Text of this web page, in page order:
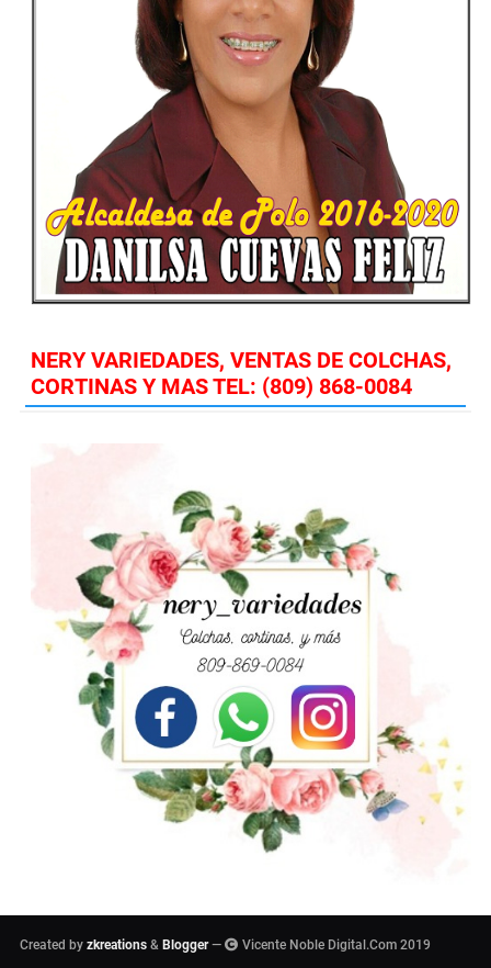
NERY VARIEDADES, VENTAS DE COLCHAS,
CORTINAS Y MAS TEL: (809) 868-0084
Created by zkreations & Blogger— Vicente Noble Digital.Com 2019